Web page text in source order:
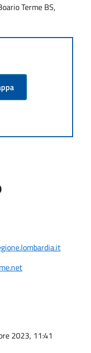
Terme BS,
2023, 11:41